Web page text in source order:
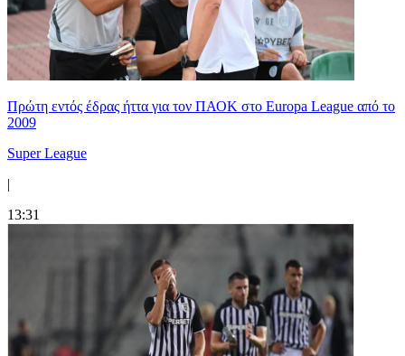
Πρώτη εντός έδρας ήττα για τον ΠΑΟΚ στο Europa League από το
2009
Super League
|
13:31